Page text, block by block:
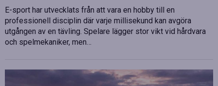
E-sport har utvecklats från att vara en hobby till en
professionell disciplin där varje millisekund kan avgöra
utgången av en tävling. Spelare lägger stor vikt vid hårdvara
och spelmekaniker, men…